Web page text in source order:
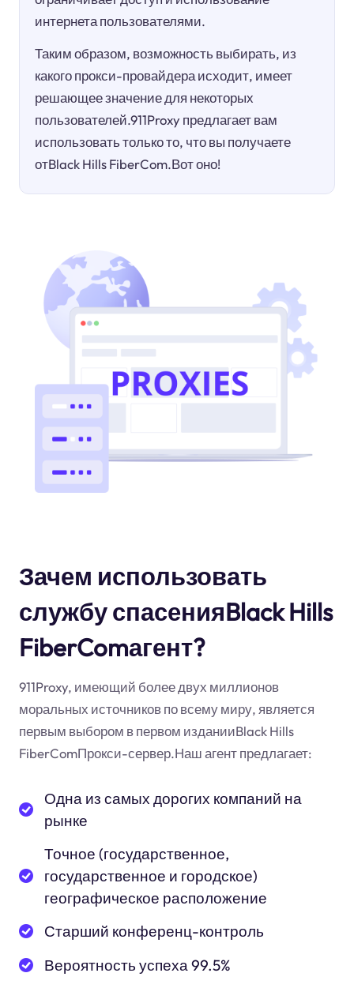
интернета пользователями.
Таким образом, возможность выбирать, из
какого прокси-провайдера исходит, имеет
решающее значение для некоторых
пользователей.911Proxy предлагает вам
использовать только то, что вы получаете
отBlack Hills FiberCom.Вот оно!
Зачем использовать
службу спасенияBlack Hills
FiberComагент?
911Proxy, имеющий более двух миллионов
моральных источников по всему миру, является
первым выбором в первом изданииBlack Hills
FiberComПрокси-сервер.Наш агент предлагает:
Одна из самых дорогих компаний на
рынке
Точное (государственное,
государственное и городское)
географическое расположение
Старший конференц-контроль
Вероятность успеха 99.5%